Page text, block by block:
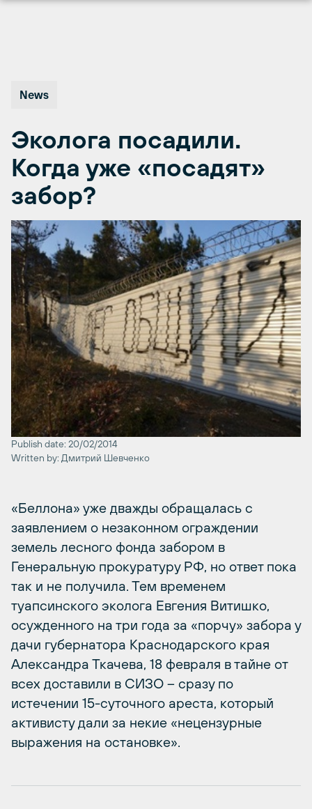
News
Эколога посадили.
Когда уже «посадят»
забор?
Publish date: 20/02/2014
Written by: Дмитрий Шевченко
«Беллона» уже дважды обращалась с
заявлением о незаконном ограждении
земель лесного фонда забором в
Генеральную прокуратуру РФ, но ответ пока
так и не получила. Тем временем
туапсинского эколога Евгения Витишко,
осужденного на три года за «порчу» забора у
дачи губернатора Краснодарского края
Александра Ткачева, 18 февраля в тайне от
всех доставили в СИЗО – сразу по
истечении 15-суточного ареста, который
активисту дали за некие «нецензурные
выражения на остановке».